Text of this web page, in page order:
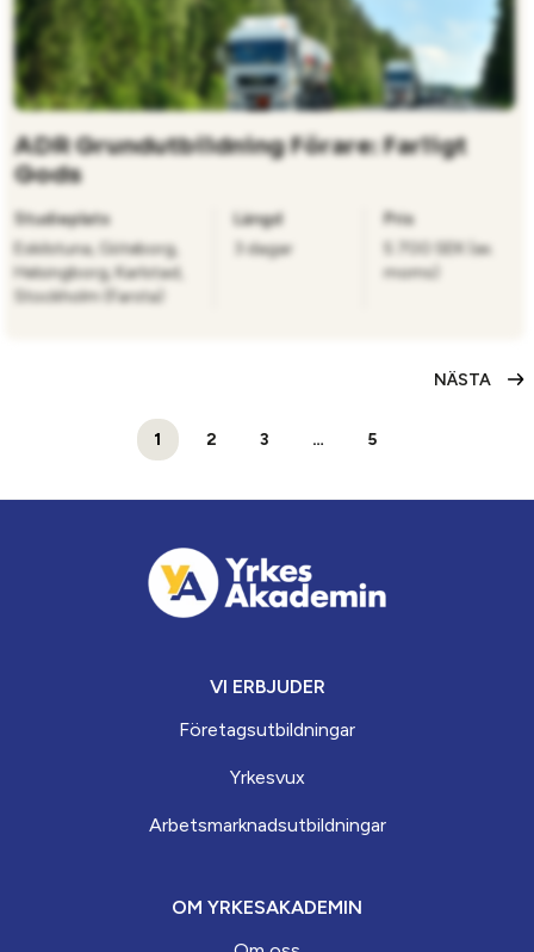
ADR Grundutbildning Förare: Farligt
Gods
Studieplats
Eskilstuna, Göteborg,
Helsingborg, Karlstad,
Stockholm (Farsta)
Längd
3 dagar
Pris
5 700 SEK (ex.
moms)
1 2 3 … 5
NÄSTA
VI ERBJUDER
Företagsutbildningar
Yrkesvux
Arbets­marknads­­utbildningar
OM YRKESAKADEMIN